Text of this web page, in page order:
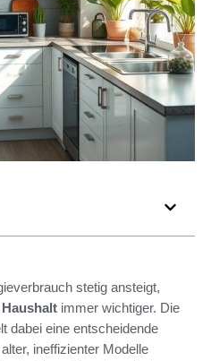
stetig ansteigt,
immer wichtiger. Die
dabei eine entscheidende
ineffizienter Modelle